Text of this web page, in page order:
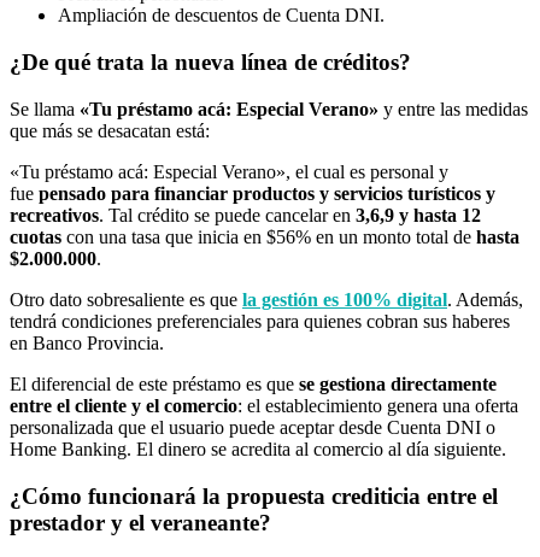
Ampliación de descuentos de Cuenta DNI.
¿De qué trata la nueva línea de créditos?
Se llama «Tu préstamo acá: Especial Verano» y entre las medidas
que más se desacatan está:
«Tu préstamo acá: Especial Verano», el cual es personal y
fue pensado para financiar productos y servicios turísticos y
recreativos. Tal crédito se puede cancelar en 3,6,9 y hasta 12
cuotas con una tasa que inicia en $56% en un monto total de hasta
$2.000.000.
Otro dato sobresaliente es que la gestión es 100% digital. Además,
tendrá condiciones preferenciales para quienes cobran sus haberes
en Banco Provincia.
El diferencial de este préstamo es que se gestiona directamente
entre el cliente y el comercio: el establecimiento genera una oferta
personalizada que el usuario puede aceptar desde Cuenta DNI o
Home Banking. El dinero se acredita al comercio al día siguiente.
¿Cómo funcionará la propuesta crediticia entre el
prestador y el veraneante?